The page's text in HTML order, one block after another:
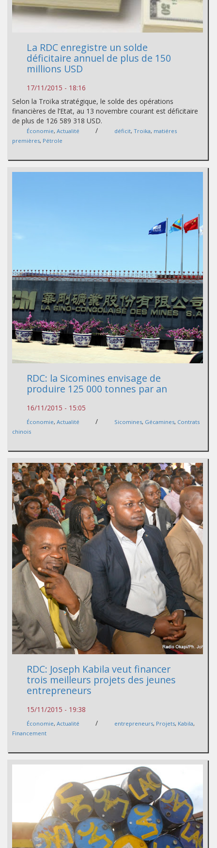
La RDC enregistre un solde
déficitaire annuel de plus de 150
millions USD
17/11/2015 - 18:16
Selon la Troïka stratégique, le solde des opérations
financières de l’Etat, au 13 novembre courant est déficitaire
de plus de 126 589 318 USD.
Économie, Actualité / déficit, Troika, matiéres
premières, Pétrole
RDC: la Sicomines envisage de
produire 125 000 tonnes par an
16/11/2015 - 15:05
Économie, Actualité / Sicomines, Gécamines, Contrats
chinois
RDC: Joseph Kabila veut financer
trois meilleurs projets des jeunes
entrepreneurs
15/11/2015 - 19:38
Économie, Actualité / entrepreneurs, Projets, Kabila,
Financement